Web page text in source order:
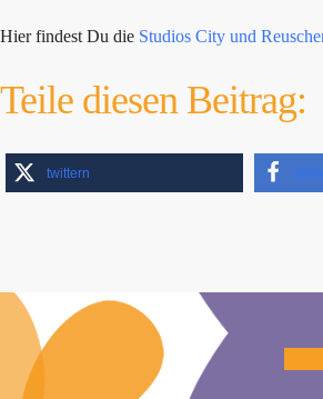
Hier findest Du die Studios City und
Teile diesen Beitrag:
twittern